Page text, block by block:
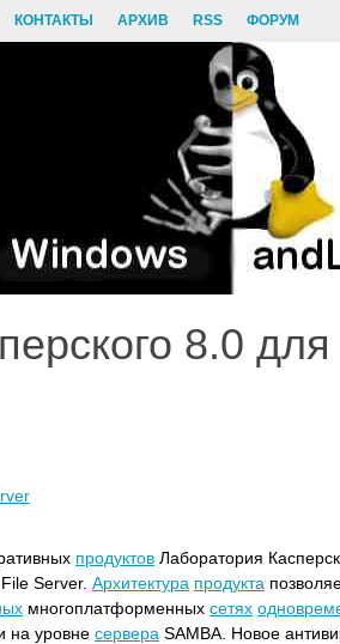
КОНТАКТЫ АРХИВ RSS ФОРУМ
8.0
продуктов Лаборатория
Server. Архитектура продукта
многоплатформенных сетях
на уровне сервера SAMBA. Новое